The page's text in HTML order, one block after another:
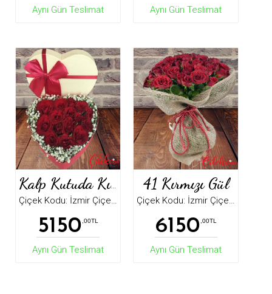
Aynı Gün Teslimat Aynı Gün Teslimat
Kalp Kutuda Kırmızı Güller
Çiçek Kodu: İzmir Çiçek5023
5150 ,00TL
Aynı Gün Teslimat
41 Kırmızı Gül
Çiçek Kodu: İzmir Çiçek5234
6150 ,00TL
Aynı Gün Teslimat